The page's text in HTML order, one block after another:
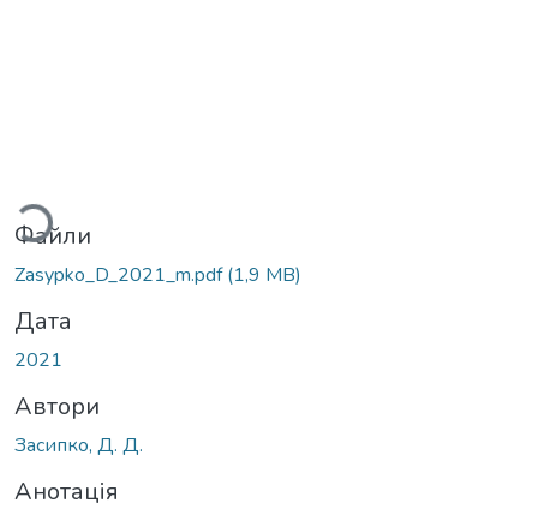
Файли
Zasypko_D_2021_m.pdf(1,9 MB)
Дата
2021
Автори
Засипко, Д. Д.
Анотація